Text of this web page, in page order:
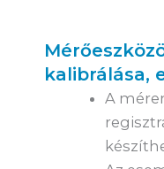
kalibrálása,
A